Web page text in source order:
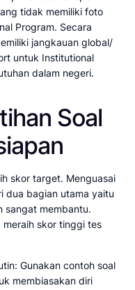
tidak memiliki foto
Program. Secara
jangkauan global/
untuk Institutional
dalam negeri.
Soal
skor target. Menguasai
dua bagian utama yaitu
sangat membantu.
skor tinggi tes
Gunakan contoh soal
membiasakan diri